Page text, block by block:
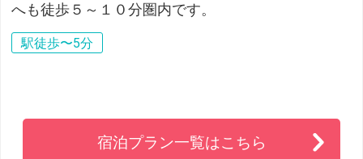
へも徒歩５～１０分圏内です。
駅徒歩〜5分
宿泊プラン一覧はこちら